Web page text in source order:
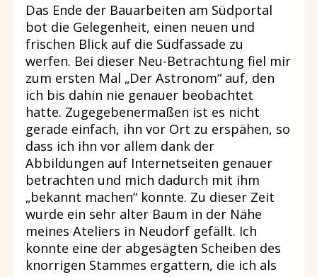
Das Ende der Bauarbeiten am Südportal
bot die Gelegenheit, einen neuen und
frischen Blick auf die Südfassade zu
werfen. Bei dieser Neu-Betrachtung fiel mir
zum ersten Mal „Der Astronom“ auf, den
ich bis dahin nie genauer beobachtet
hatte. Zugegebenermaßen ist es nicht
gerade einfach, ihn vor Ort zu erspähen, so
dass ich ihn vor allem dank der
Abbildungen auf Internetseiten genauer
betrachten und mich dadurch mit ihm
„bekannt machen“ konnte. Zu dieser Zeit
wurde ein sehr alter Baum in der Nähe
meines Ateliers in Neudorf gefällt. Ich
konnte eine der abgesägten Scheiben des
knorrigen Stammes ergattern, die ich als